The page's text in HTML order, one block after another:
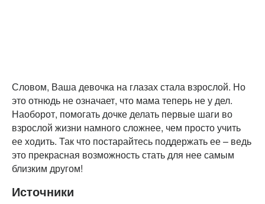
Словом, Ваша девочка на глазах стала взрослой. Но
это отнюдь не означает, что мама теперь не у дел.
Наоборот, помогать дочке делать первые шаги во
взрослой жизни намного сложнее, чем просто учить
ее ходить. Так что постарайтесь поддержать ее – ведь
это прекрасная возможность стать для нее самым
близким другом!
Источники